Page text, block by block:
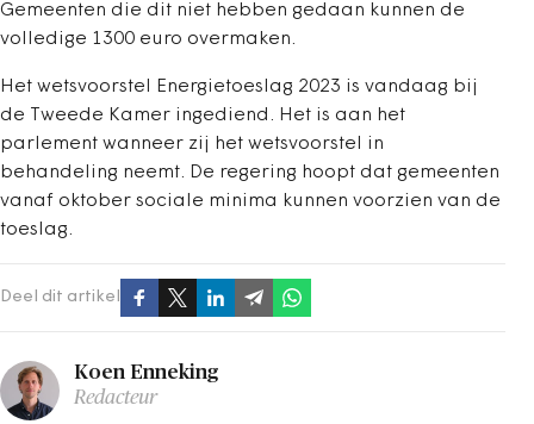
Gemeenten die dit niet hebben gedaan kunnen de
volledige 1300 euro overmaken.
Het wetsvoorstel Energietoeslag 2023 is vandaag bij
de Tweede Kamer ingediend. Het is aan het
parlement wanneer zij het wetsvoorstel in
behandeling neemt. De regering hoopt dat gemeenten
vanaf oktober sociale minima kunnen voorzien van de
toeslag.
Deel dit artikel
Koen Enneking
Redacteur